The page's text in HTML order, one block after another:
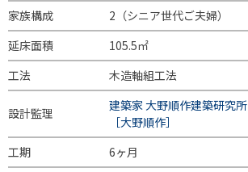
家族構成
2（シニア世代ご夫婦）
延床面積
105.5㎡
工法
木造軸組工法
設計監理
建築家 大野順作建築研究所
［大野順作］
工期
6ヶ月